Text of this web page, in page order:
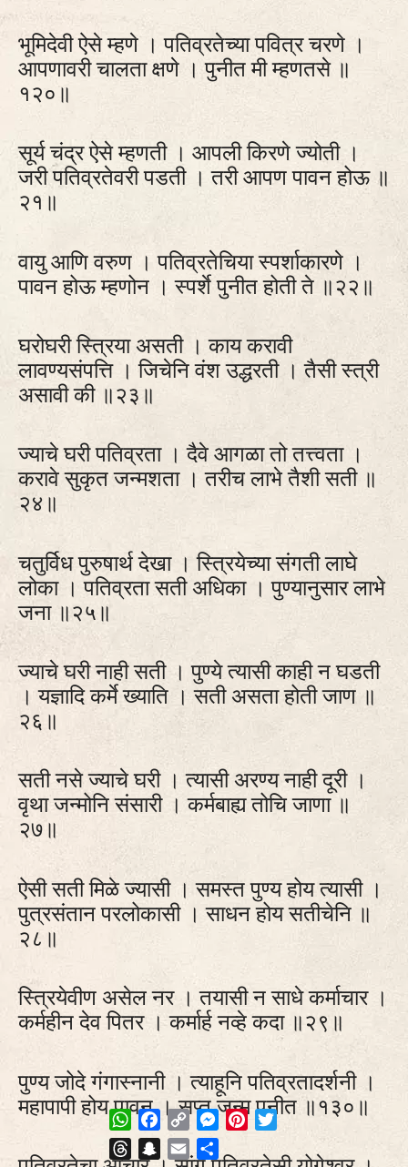
भूमिदेवी ऐसे म्हणे । पतिव्रतेच्या पवित्र चरणे ।
आपणावरी चालता क्षणे । पुनीत मी म्हणतसे ॥
१२०॥
सूर्य चंद्र ऐसे म्हणती । आपली किरणे ज्योती ।
जरी पतिव्रतेवरी पडती । तरी आपण पावन होऊ ॥
२१॥
वायु आणि वरुण । पतिव्रतेचिया स्पर्शाकारणे ।
पावन होऊ म्हणोन । स्पर्शे पुनीत होती ते ॥२२॥
घरोघरी स्त्रिया असती । काय करावी
लावण्यसंपत्ति । जिचेनि वंश उद्धरती । तैसी स्त्री
असावी की ॥२३॥
ज्याचे घरी पतिव्रता । दैवे आगळा तो तत्त्वता ।
करावे सुकृत जन्मशता । तरीच लाभे तैशी सती ॥
२४॥
चतुर्विध पुरुषार्थ देखा । स्त्रियेच्या संगती लाघे
लोका । पतिव्रता सती अधिका । पुण्यानुसार लाभे
जना ॥२५॥
ज्याचे घरी नाही सती । पुण्ये त्यासी काही न घडती
। यज्ञादि कर्मे ख्याति । सती असता होती जाण ॥
२६॥
सती नसे ज्याचे घरी । त्यासी अरण्य नाही दूरी ।
वृथा जन्मोनि संसारी । कर्मबाह्य तोचि जाणा ॥
२७॥
ऐसी सती मिळे ज्यासी । समस्त पुण्य होय त्यासी ।
पुत्रसंतान परलोकासी । साधन होय सतीचेनि ॥
२८॥
स्त्रियेवीण असेल नर । तयासी न साधे कर्माचार ।
कर्महीन देव पितर । कर्मार्ह नव्हे कदा ॥२९॥
पुण्य जोदे गंगास्नानी । त्याहूनि पतिव्रतादर्शनी ।
महापापी होय पावन । सप्त जन्म पुनीत ॥१३०॥
WhatsAppFacebook
Copy
Link
Messenger
PinterestTwitter
ThreadsSnapchat
Email